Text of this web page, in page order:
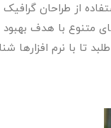
از طراحان
متنوع با هدف
با نرم افزارها